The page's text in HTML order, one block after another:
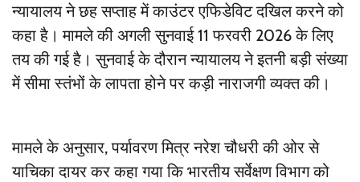
न्यायालय ने छह सप्ताह में काउंटर एफिडेविट दखिल करने को
कहा है। मामले की अगली सुनवाई 11 फरवरी 2026 के लिए
तय की गई है। सुनवाई के दौरान न्यायालय ने इतनी बड़ी संख्या
में सीमा स्तंभों के लापता होने पर कड़ी नाराजगी व्यक्त की।
मामले के अनुसार, पर्यावरण मित्र नरेश चौधरी की ओर से
याचिका दायर कर कहा गया कि भारतीय सर्वेक्षण विभाग को